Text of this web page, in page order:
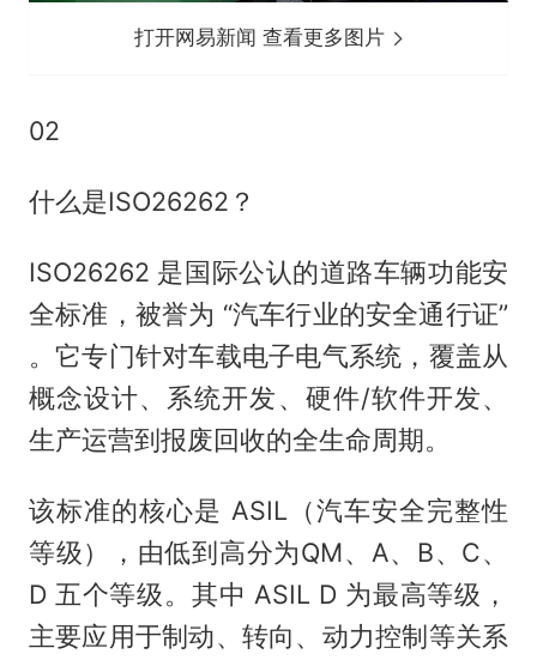
打开网易新闻 查看更多图片
02
什么是ISO26262？
ISO26262 是国际公认的道路车辆功能安
全标准，被誉为 “汽车行业的安全通行证”
。它专门针对车载电子电气系统，覆盖从
概念设计、系统开发、硬件/软件开发、
生产运营到报废回收的全生命周期。
该标准的核心是 ASIL（汽车安全完整性
等级），由低到高分为QM、A、B、C、
D 五个等级。其中 ASIL D 为最高等级，
主要应用于制动、转向、动力控制等关系